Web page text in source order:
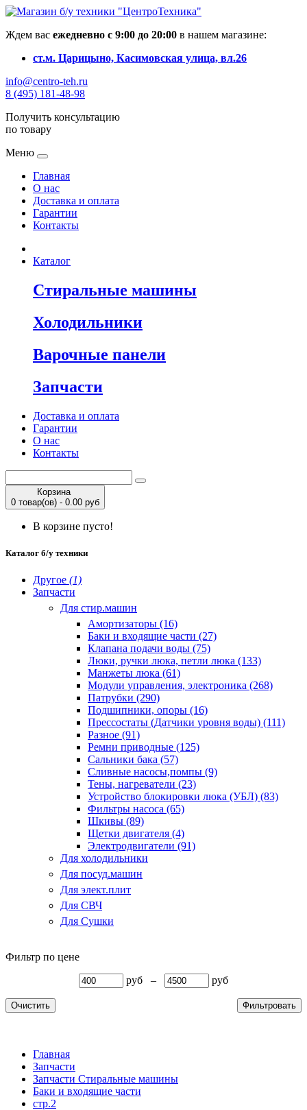
Ждем вас ежедневно с 9:00 до 20:00 в нашем магазине:
ст.м. Царицыно, Касимовская улица, вл.26
info@centro-teh.ru
8 (495) 181-48-98
Получить консультацию
по товару
Меню
Главная
О нас
Доставка и оплата
Гарантии
Контакты
Каталог
Стиральные машины
Холодильники
Варочные панели
Запчасти
Доставка и оплата
Гарантии
О нас
Контакты
Корзина
0 товар(ов) - 0.00 руб
В корзине пусто!
Каталог б/у техники
Другое (1)
Запчасти
Для стир.машин
Амортизаторы (16)
Баки и входящие части (27)
Клапана подачи воды (75)
Люки, ручки люка, петли люка (133)
Манжеты люка (61)
Модули управления, электроника (268)
Патрубки (290)
Подшипники, опоры (16)
Прессостаты (Датчики уровня воды) (111)
Разное (91)
Ремни приводные (125)
Сальники бака (57)
Сливные насосы,помпы (9)
Тены, нагреватели (23)
Устройство блокировки люка (УБЛ) (83)
Фильтры насоса (65)
Шкивы (89)
Щетки двигателя (4)
Электродвигатели (91)
Для холодильники
Для посуд.машин
Для элект.плит
Для СВЧ
Для Сушки
Фильтр по цене
руб
– руб
Очистить Фильтровать
Главная
Запчасти
Запчасти Стиральные машины
Баки и входящие части
стр.2